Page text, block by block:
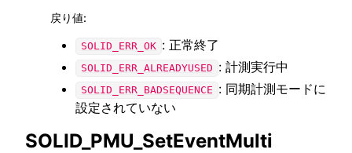
戻り値:
SOLID_ERR_OK : 正常終了
SOLID_ERR_ALREADYUSED : 計測実行中
SOLID_ERR_BADSEQUENCE : 同期計測モードに
設定されていない
SOLID_PMU_SetEventMulti